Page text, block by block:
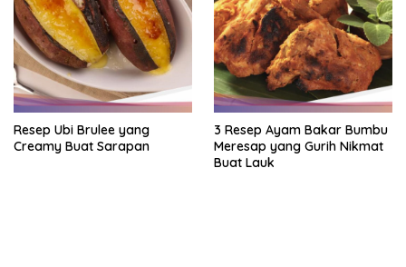
Resep Ubi Brulee yang
Creamy Buat Sarapan
3 Resep Ayam Bakar Bumbu
Meresap yang Gurih Nikmat
Buat Lauk